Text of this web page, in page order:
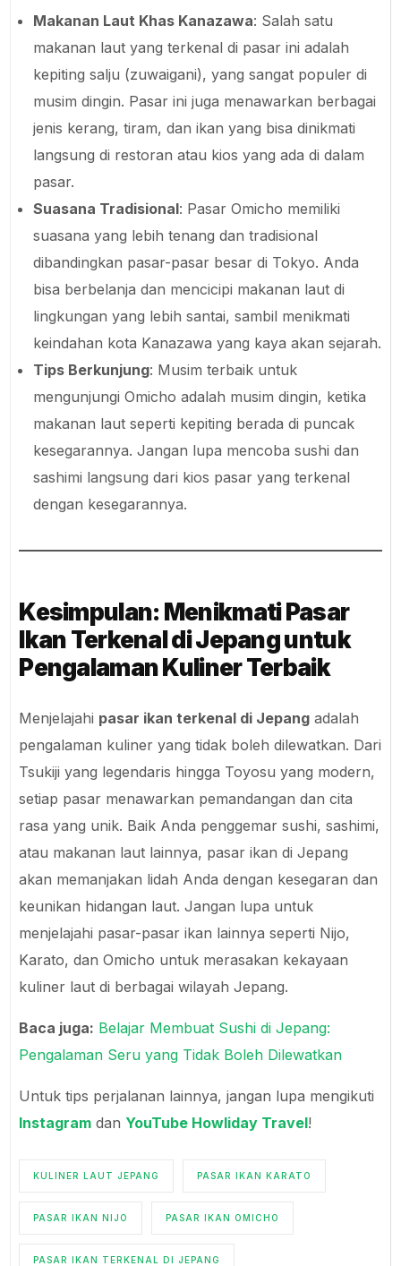
Makanan Laut Khas Kanazawa: Salah satu
makanan laut yang terkenal di pasar ini adalah
kepiting salju (zuwaigani), yang sangat populer di
musim dingin. Pasar ini juga menawarkan berbagai
jenis kerang, tiram, dan ikan yang bisa dinikmati
langsung di restoran atau kios yang ada di dalam
pasar.
Suasana Tradisional: Pasar Omicho memiliki
suasana yang lebih tenang dan tradisional
dibandingkan pasar-pasar besar di Tokyo. Anda
bisa berbelanja dan mencicipi makanan laut di
lingkungan yang lebih santai, sambil menikmati
keindahan kota Kanazawa yang kaya akan sejarah.
Tips Berkunjung: Musim terbaik untuk
mengunjungi Omicho adalah musim dingin, ketika
makanan laut seperti kepiting berada di puncak
kesegarannya. Jangan lupa mencoba sushi dan
sashimi langsung dari kios pasar yang terkenal
dengan kesegarannya.
Kesimpulan: Menikmati Pasar
Ikan Terkenal di Jepang untuk
Pengalaman Kuliner Terbaik
Menjelajahi pasar ikan terkenal di Jepang adalah
pengalaman kuliner yang tidak boleh dilewatkan. Dari
Tsukiji yang legendaris hingga Toyosu yang modern,
setiap pasar menawarkan pemandangan dan cita
rasa yang unik. Baik Anda penggemar sushi, sashimi,
atau makanan laut lainnya, pasar ikan di Jepang
akan memanjakan lidah Anda dengan kesegaran dan
keunikan hidangan laut. Jangan lupa untuk
menjelajahi pasar-pasar ikan lainnya seperti Nijo,
Karato, dan Omicho untuk merasakan kekayaan
kuliner laut di berbagai wilayah Jepang.
Baca juga: Belajar Membuat Sushi di Jepang:
Pengalaman Seru yang Tidak Boleh Dilewatkan
Untuk tips perjalanan lainnya, jangan lupa mengikuti
Instagram dan YouTube Howliday Travel!
KULINER LAUT JEPANG PASAR IKAN KARATO
PASAR IKAN NIJO PASAR IKAN OMICHO
PASAR IKAN TERKENAL DI JEPANG